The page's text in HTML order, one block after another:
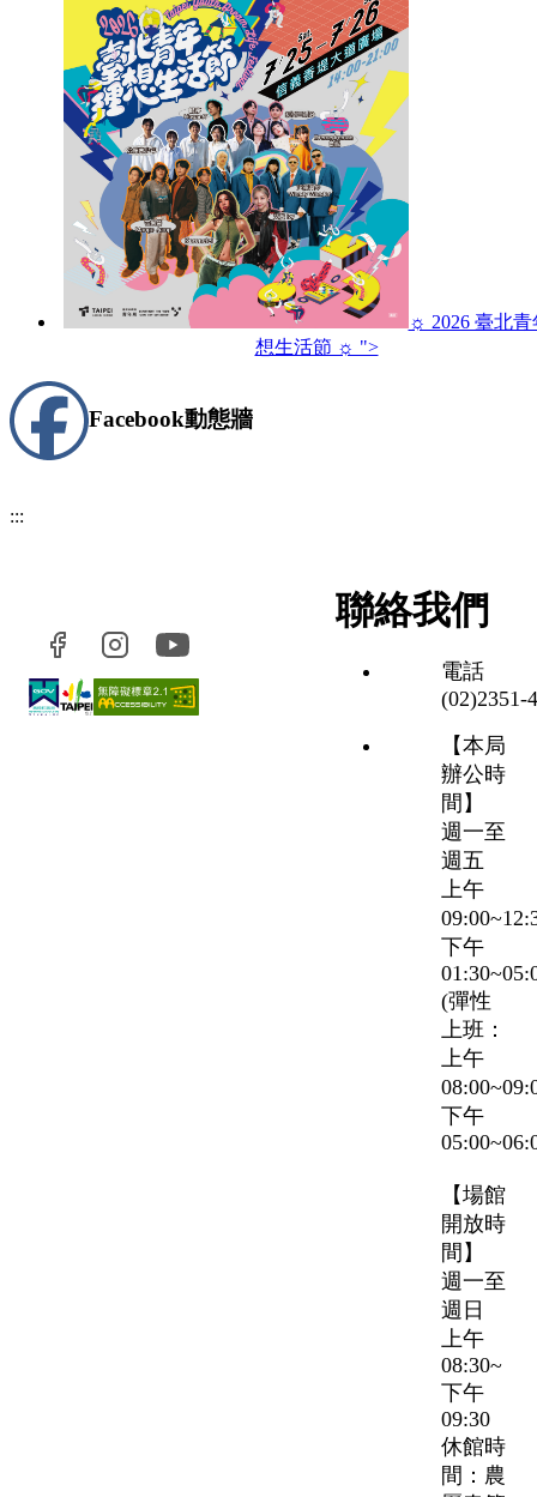
☼ 2026 臺北青
想生活節 ☼ ">
Facebook動態牆
:::
聯絡我們
電話
【本局
辦公時
間】
週一至
週五
上午
下午
(彈性
上班：
上午
下午
【場館
開放時
間】
週一至
週日
上午
08:30~
下午
09:30
休館時
間：農